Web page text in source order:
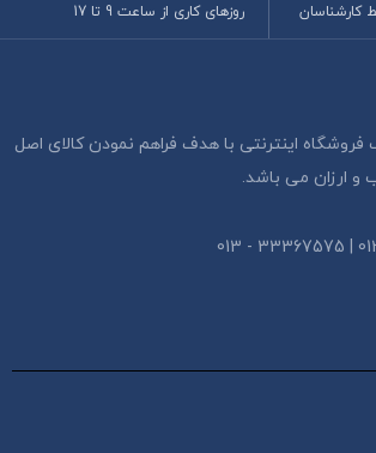
روزهای کاری از ساعت 9 تا 17
اینترنتی با هدف فراهم نمودن کالای اصل
و ارزان می باشد.